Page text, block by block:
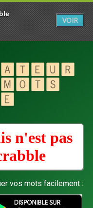
n'est pas
vos mots facilement :
VOIR